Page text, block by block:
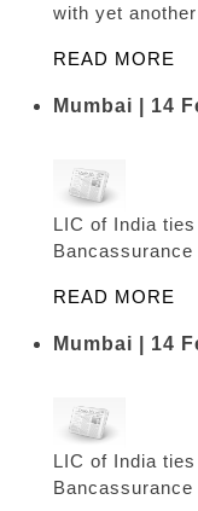
with yet
READ MORE
Mumbai | 14
LIC of India
Bancassurance
READ MORE
Mumbai | 14
LIC of India
Bancassurance